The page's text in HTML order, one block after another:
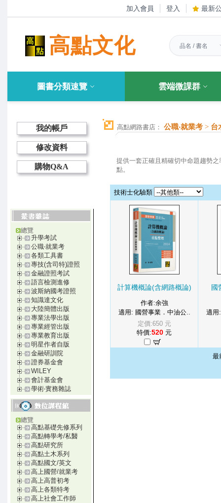
加入會員 登入 最新
高點文化
圖書分類速覽 雲端微課群
我的帳戶
修改資料
購物Q&A
總覽
升學考試
公職‧就業考
各類工具書
專技(含司特)證照
金融證照考試
語言檢測進修
波斯納國考證照
知識達文化
大陸簡體出版
專業法學出版
專業經管出版
專業教育出版
明星作者自版
金融研訓院
證券基金會
WILEY
會計基金會
學術‧實務雜誌
總覽
高點基礎先修系列
高點轉學考/私醫
高點研究所
高點土木系列
高點國文/英文
高上國營/就業考
高上高普初考
高上各類特考
高上社會工作師
高點網路書店： 公職‧就業考 > 台
提供一套正確且精確切中命題趨勢
點。
技術士化驗類
計算機概論(含網路概論)
作者:余強
適用: 國營事業．中油公..
定價:650 元
特價:520 元
國
適用
最